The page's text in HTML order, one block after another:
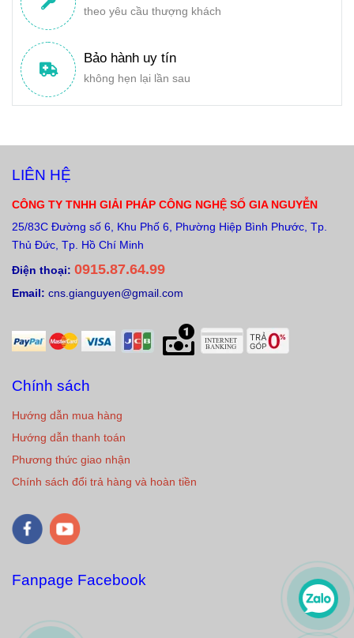
theo yêu cầu thượng khách
Bảo hành uy tín
không hẹn lại lần sau
LIÊN HỆ
CÔNG TY TNHH GIẢI PHÁP CÔNG NGHỆ SỐ GIA NGUYỄN
25/83C Đường số 6, Khu Phố 6, Phường Hiệp Bình Phước, Tp.
Thủ Đức, Tp. Hồ Chí Minh
Điện thoại: 0915.87.64.99
Email: cns.gianguyen@gmail.com
Chính sách
Hướng dẫn mua hàng
Hướng dẫn thanh toán
Phương thức giao nhận
Chính sách đổi trả hàng và hoàn tiền
Fanpage Facebook